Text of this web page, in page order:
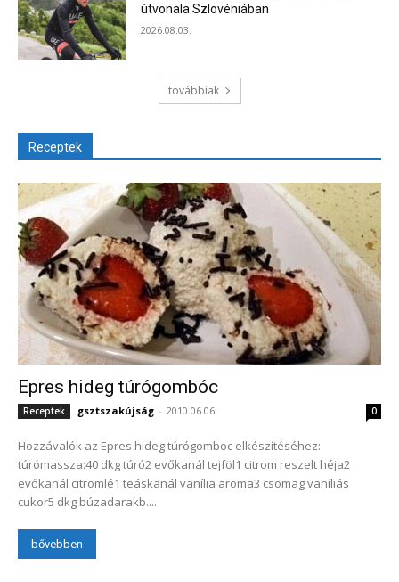
útvonala Szlovéniában
2026.08.03.
továbbiak
Receptek
Epres hideg túrógombóc
Receptek gsztszakújság - 2010.06.06. 0
Hozzávalók az Epres hideg túrógomboc elkészítéséhez:
túrómassza:40 dkg túró2 evőkanál tejföl1 citrom reszelt héja2
evőkanál citromlé1 teáskanál vanília aroma3 csomag vaníliás
cukor5 dkg búzadarakb....
bővebben